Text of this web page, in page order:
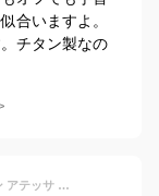
合いますよ。
チタン製なの
＼2000円OFFクーポン+さらに9倍／ シチズン アテッサ 電波ソーラー AT8040-57L 腕時計 ソーラー電波腕時計 ソーラー電波時計 メンズ ブルー CITIZEN ATESSA 高級 ブランド おしゃれ 防水 文字盤 大きい プレゼント 男性 実用的